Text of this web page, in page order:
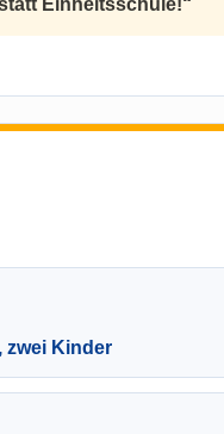
Einheitsschule!“
zwei Kinder